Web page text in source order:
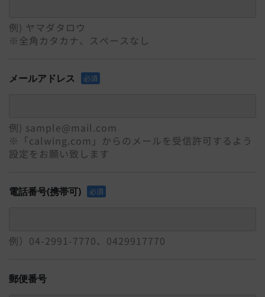
例) ヤマダタロウ
※全角カタカナ、スペースなし
メールアドレス 必須
例) sample@mail.com
※「calwing.com」からのメールを受信許可するよう
設定をお願い致します
電話番号(携帯可) 必須
例）04-2991-7770、0429917770
郵便番号